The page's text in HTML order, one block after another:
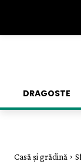
DRAGOSTE
Casă și grădină